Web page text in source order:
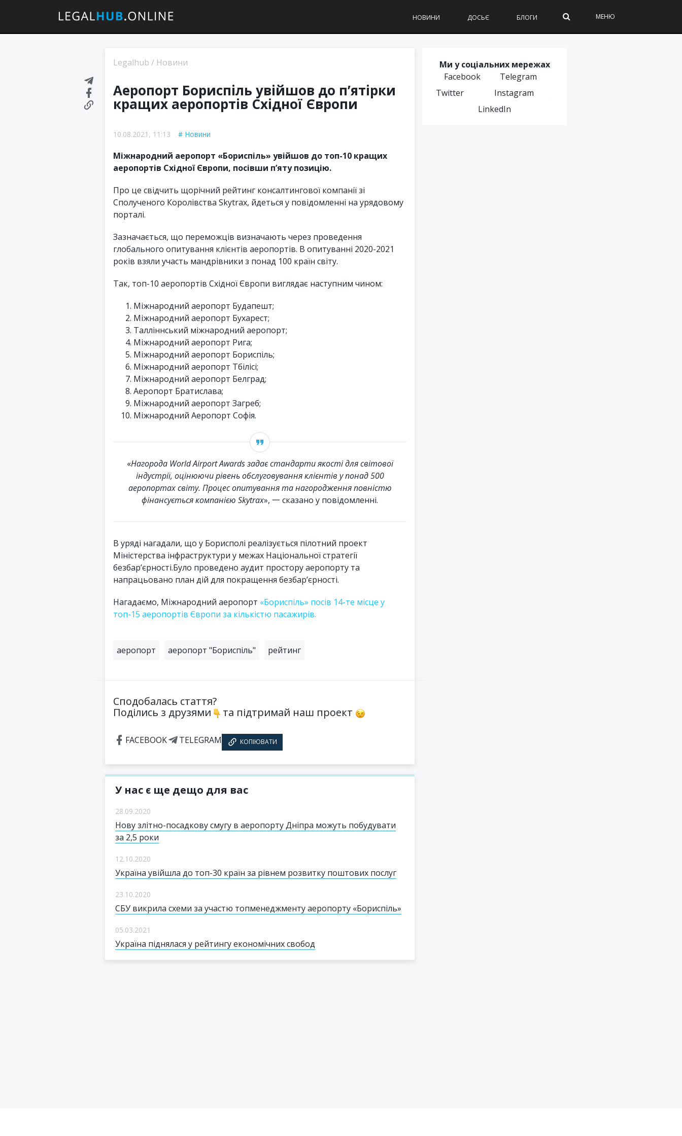
МЕНЮ
НОВИНИ ДОСЬЄ БЛОГИ
Legalhub / Новини
10.08.2021, 11:13 Новини
Аеропорт Бориспіль увійшов до п’ятірки
кращих аеропортів Східної Європи
Міжнародний аеропорт «Бориспіль» увійшов до топ-10 кращих
аеропортів Східної Європи, посівши п’яту позицію.
Про це свідчить щорічний рейтинг консалтингової компанії зі
Сполученого Королівства Skytrax, йдеться у повідомленні на урядовому
порталі.
Зазначається, що переможців визначають через проведення
глобального опитування клієнтів аеропортів. В опитуванні 2020-2021
років взяли участь мандрівники з понад 100 країн світу.
Так, топ-10 аеропортів Східної Європи виглядає наступним чином:
Міжнародний аеропорт Будапешт;
Міжнародний аеропорт Бухарест;
Талліннський міжнародний аеропорт;
Міжнародний аеропорт Рига;
Міжнародний аеропорт Бориспіль;
Міжнародний аеропорт Тбілісі;
Міжнародний аеропорт Белград;
Аеропорт Братислава;
Міжнародний аеропорт Загреб;
Міжнародний Аеропорт Софія.
«Нагорода World Airport Awards задає стандарти якості для світової
індустрії, оцінюючи рівень обслуговування клієнтів у понад 500
аеропортах світу. Процес опитування та нагородження повністю
фінансується компанією Skytrax», 一 сказано у повідомленні.
В уряді нагадали, що у Борисполі реалізується пілотний проект
Міністерства інфраструктури у межах Національної стратегії
безбар’єрності.Було проведено аудит простору аеропорту та
напрацьовано план дій для покращення безбар’єрності.
Нагадаємо, Міжнародний аеропорт «Бориспіль» посів 14-те місце у
топ-15 аеропортів Європи за кількістю пасажирів.
аеропорт аеропорт "Бориспіль" рейтинг
Сподобалась стаття?
Поділись з друзями
та підтримай наш проект
FACEBOOK TELEGRAM КОПІЮВАТИ
У нас є ще дещо для вас
28.09.2020
Нову злітно-посадкову смугу в аеропорту Дніпра можуть побудувати
за 2,5 роки
12.10.2020
Україна увійшла до топ-30 країн за рівнем розвитку поштових послуг
23.10.2020
СБУ викрила схеми за участю топменеджменту аеропорту «Бориспіль»
05.03.2021
Україна піднялася у рейтингу економічних свобод
Ми у соціальних мережах
Facebook
Telegram
Twitter
Instagram
LinkedIn